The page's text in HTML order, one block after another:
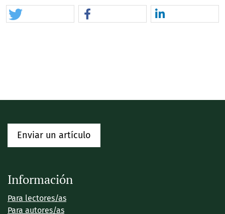
Enviar un artículo
Información
Para lectores/as
Para autores/as